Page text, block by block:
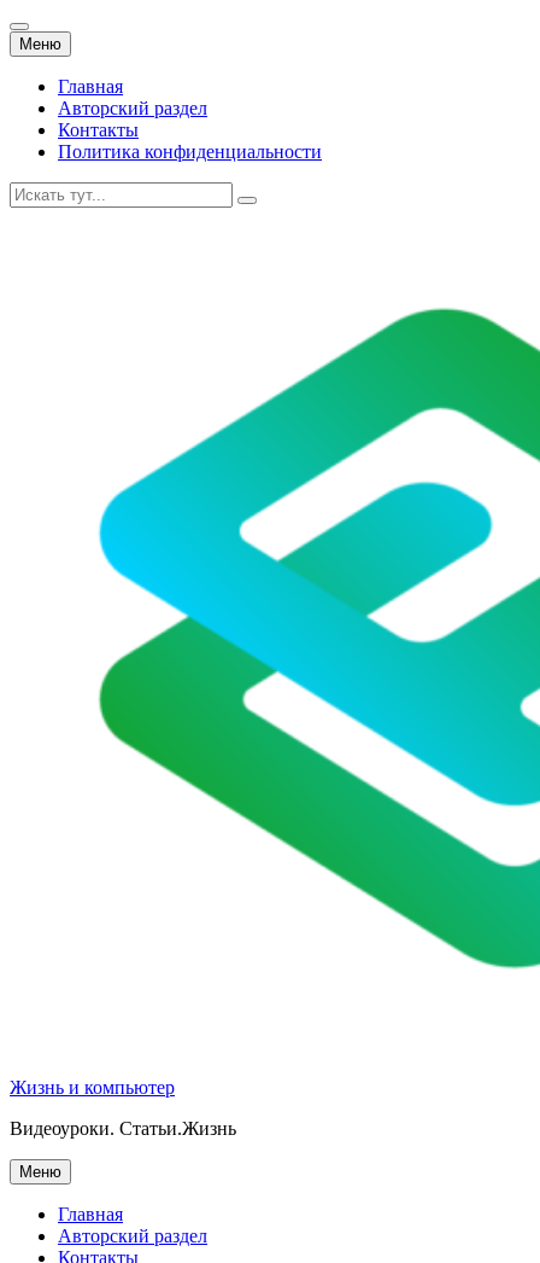
Меню Перейти
к
содержанию
Главная
Авторский раздел
Контакты
Политика конфиденциальности
Искать:
Жизнь и компьютер
Видеоуроки. Статьи.Жизнь
Меню Перейти
к
содержанию
Главная
Авторский раздел
Контакты